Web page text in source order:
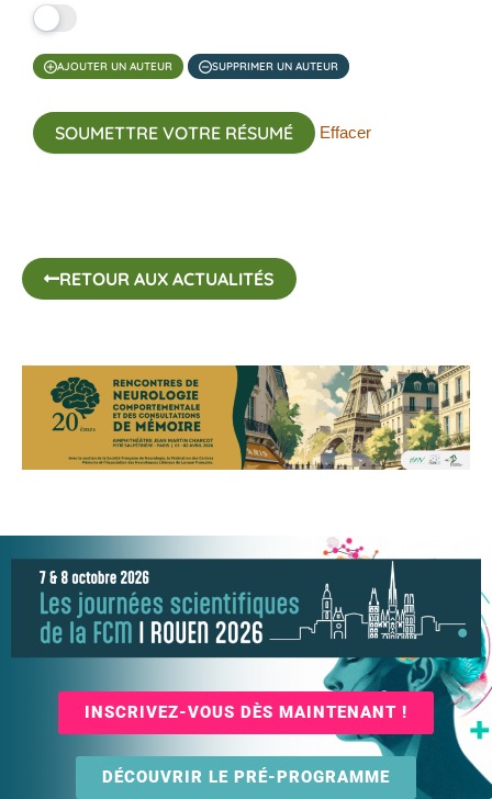
AJOUTER UN AUTEUR SUPPRIMER UN AUTEUR
SOUMETTRE VOTRE RÉSUMÉ Effacer
RETOUR AUX ACTUALITÉS
INSCRIVEZ-VOUS DÈS MAINTENANT !
DÉCOUVRIR LE PRÉ-PROGRAMME